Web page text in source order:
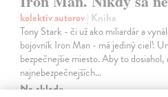
kolektív autorov| Kniha
Tony Stark - či už ako miliardár a
bojovník Iron Man - má jediný cieľ:
bezpečnejšie miesto. Aby to
najnebezpečnejších…
Na sklade